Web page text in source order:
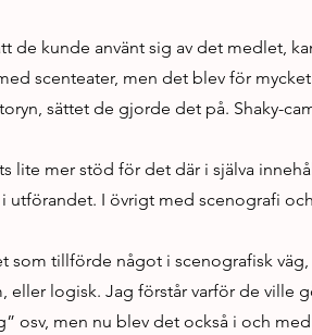
de kunde använt sig av det medlet,
scenteater, men det blev för
sättet de gjorde det på. Shaky-
lite mer stöd för det där i själva
utförandet. I övrigt med scenografi
som tillförde något i scenografisk
eller logisk. Jag förstår varför de ville
osv, men nu blev det också i och